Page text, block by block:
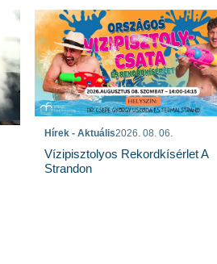
Hírek - Aktuális2026. 08. 06.
Vízipisztolyos Rekordkísérlet A
Strandon